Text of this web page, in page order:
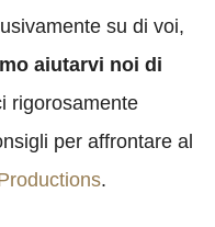
su di voi,
aiutarvi noi di
rigorosamente
per affrontare al
.